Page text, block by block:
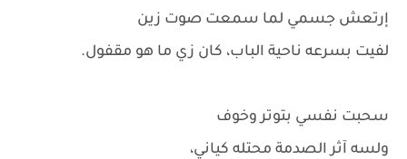
إرتعش جسمي لما سمعت صوت زين
لفيت بسرعه ناحية الباب، كان زي ما هو مقفول.
سحبت نفسي بتوتر وخوف
ولسه آثر الصدمة محتله كياني،